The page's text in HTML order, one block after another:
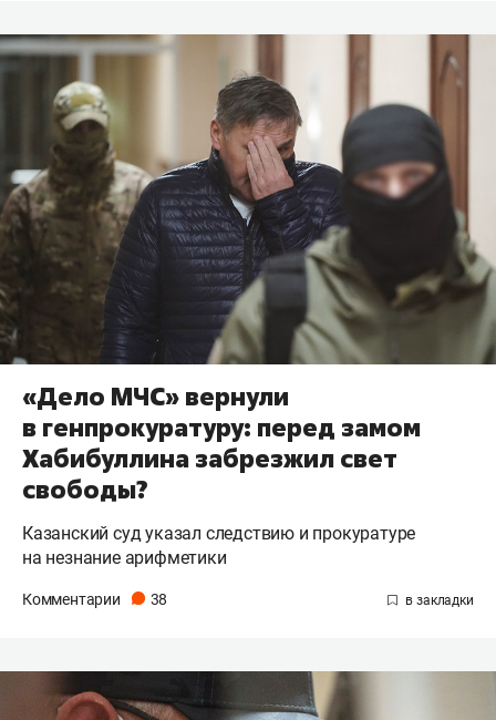
«Дело МЧС» вернули
в генпрокуратуру: перед замом
Хабибуллина забрезжил свет
свободы?
Казанский суд указал следствию и прокуратуре
на незнание арифметики
Комментарии 38